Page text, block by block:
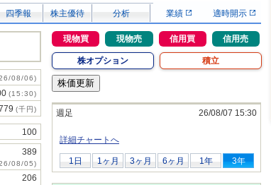
四季報 株主優待 分析 業績 適時開示
08/06)
(15:30)
(千円)
100
389
08/05)
206
現物買 現物売 信用買 信用売
株オプション 積立
週足 26/08/07 15:30
詳細チャートへ
1日 1ヶ月 3ヶ月 6ヶ月 1年 3年